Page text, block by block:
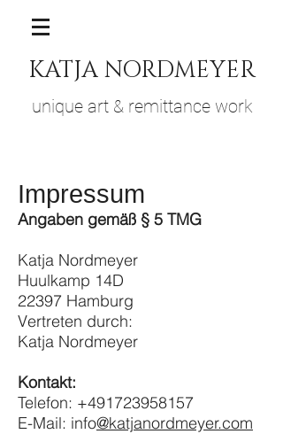
KATJA NORDMEYER
unique art & remittance work
Impressum
Angaben gemäß § 5 TMG
Katja Nordmeyer
Huulkamp 14D
22397 Hamburg
Vertreten durch:
Katja Nordmeyer
Kontakt:
Telefon: +491723958157
E-Mail: info@katjanordmeyer.com